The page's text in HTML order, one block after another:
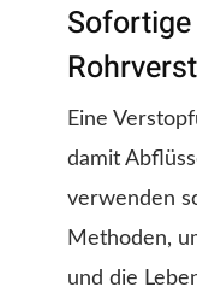
Sofortige
Eine
damit
verwenden
Methoden,
und die